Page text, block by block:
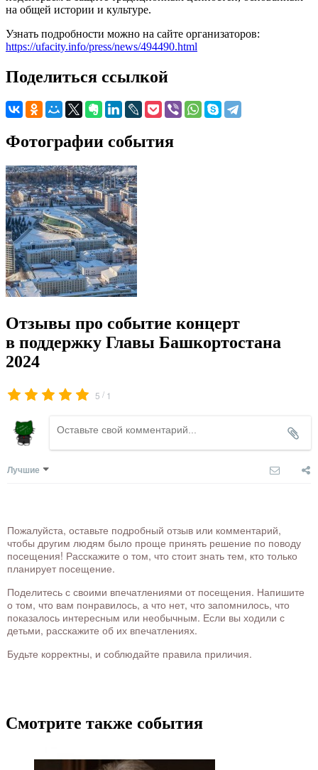
на общей истории и культуре.
Узнать подробности можно на сайте организаторов:
https://ufacity.info/press/news/494490.html
Поделиться ссылкой
Фотографии события
Отзывы про событие концерт
в поддержку Главы Башкортостана
2024
5 / 1
Лучшие
Пожалуйста, оставьте подробный отзыв или комментарий,
чтобы другим людям было проще принять решение по поводу
посещения! Расскажите о том, что стоит знать тем, кто только
планирует посещение.
Поделитесь с своими впечатлениями от посещения. Напишите
о том, что вам понравилось, а что нет, что запомнилось, что
показалось интересным или необычным. Если вы ходили с
детьми, расскажите об их впечатлениях.
Будьте корректны, и соблюдайте правила приличия.
Смотрите также события